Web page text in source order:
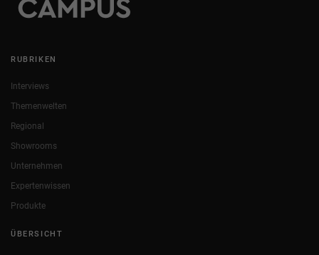
RUBRIKEN
Interviews
Themenwelten
Regional
Showrooms
Unternehmen
Expertenwissen
Produkte
ÜBERSICHT